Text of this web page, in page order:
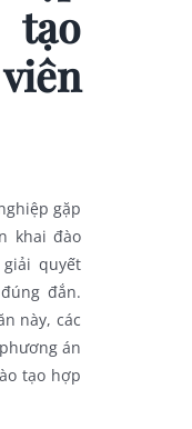
gặp
khai đào
quyết
đắn.
này, các
án
tạo hợp